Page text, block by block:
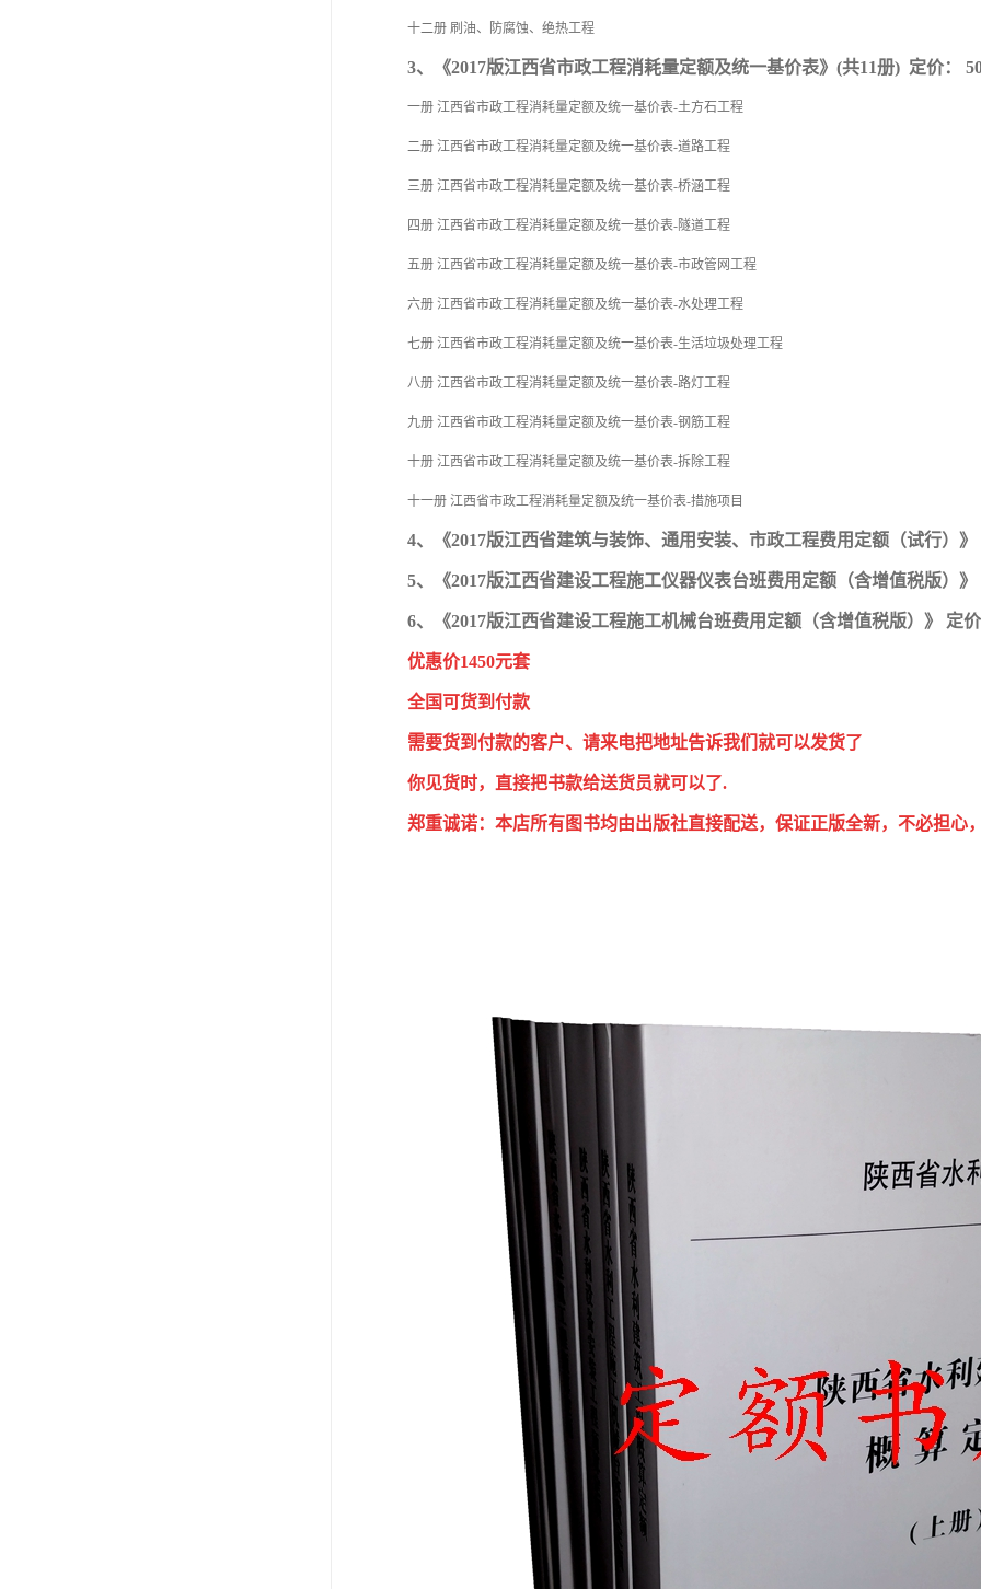
十二册 刷油、防腐蚀、绝热工程
3、《2017版江西省市政工程消耗量定额及统一基价表》(共11册) 定价：
一册 江西省市政工程消耗量定额及统一基价表-土方石工程
二册 江西省市政工程消耗量定额及统一基价表-道路工程
三册 江西省市政工程消耗量定额及统一基价表-桥涵工程
四册 江西省市政工程消耗量定额及统一基价表-隧道工程
五册 江西省市政工程消耗量定额及统一基价表-市政管网工程
六册 江西省市政工程消耗量定额及统一基价表-水处理工程
七册 江西省市政工程消耗量定额及统一基价表-生活垃圾处理工程
八册 江西省市政工程消耗量定额及统一基价表-路灯工程
九册 江西省市政工程消耗量定额及统一基价表-钢筋工程
十册 江西省市政工程消耗量定额及统一基价表-拆除工程
十一册 江西省市政工程消耗量定额及统一基价表-措施项目
4、《2017版江西省建筑与装饰、通用安装、市政工程费用定额（试行）
5、《2017版江西省建设工程施工仪器仪表台班费用定额（含增值税版）》
6、《2017版江西省建设工程施工机械台班费用定额（含增值税版）》 定
优惠价1450元套
全国可货到付款
需要货到付款的客户、请来电把地址告诉我们就可以发货了
你见货时，直接把书款给送货员就可以了.
郑重诚诺：本店所有图书均由出版社直接配送，保证正版全新，不必担心